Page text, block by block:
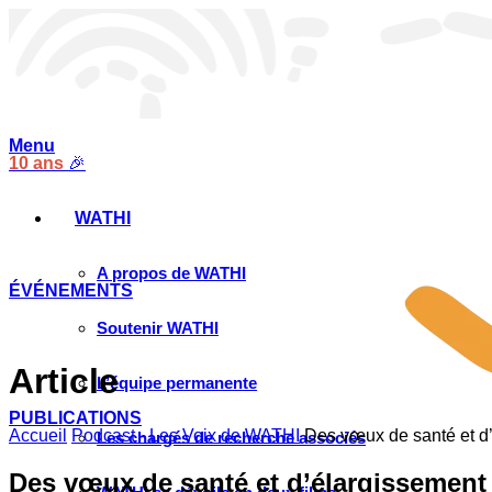
10 ans 🎉
ÉVÉNEMENTS
PUBLICATIONS
Menu
WATHI
A propos de WATHI
Soutenir WATHI
L’équipe permanente
Les chargés de recherche associés
Article
Accueil Podcast - Les Voix de WATHI Des vœux de santé et
Des vœux de santé et